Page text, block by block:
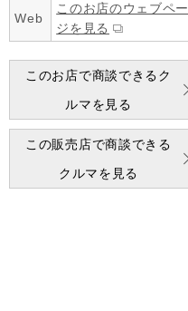
Web
このお店のウェブペー
ジを見る
このお店で商談できるク
ルマを見る
この販売店で商談できる
クルマを見る